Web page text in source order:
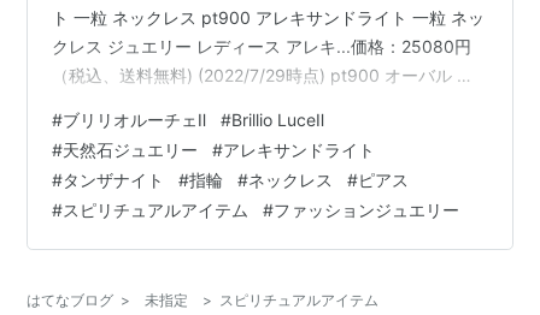
ト 一粒 ネックレス pt900 アレキサンドライト 一粒 ネッ
クレス ジュエリー レディース アレキ...価格：25080円
（税込、送料無料) (2022/7/29時点) pt900 オーバル ア
ル アレキサンドライト & ダイヤモンド リング エタ...価
格：45980円（税込、送料無料) (2022/7/29時点) 超希少
石 Pt900 グランディディエライト オーバルカット ダイ
ヤモンド プラチナ ネックレス 超…
#ブリリオルーチェⅡ #Brillio LuceⅡ
#天然石ジュエリー #アレキサンドライト
#タンザナイト #指輪 #ネックレス #ピアス
#スピリチュアルアイテム #ファッションジュエリー
はてなブログ > 未指定 > スピリチュアルアイテム